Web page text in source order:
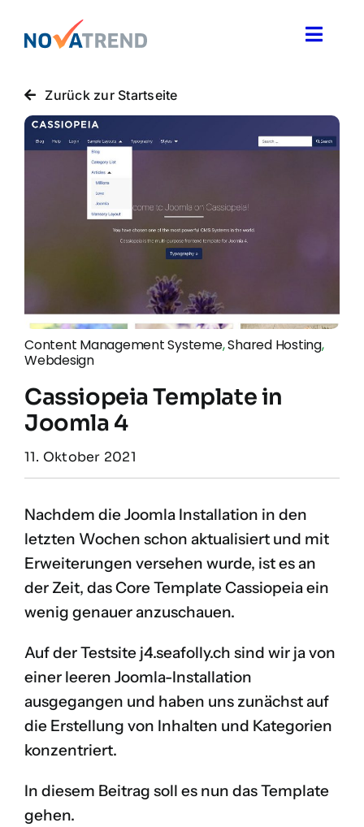
Inhalt
springen
Toggle
Blog
Novatrend News
Themen & Ideen
Zurück zur Startseite
Content Management Systeme,Shared Hosting,
Webdesign
Cassiopeia Template in
Joomla 4
11. Oktober 2021
Nachdem die Joomla Installation in den
letzten Wochen schon aktualisiert und mit
Erweiterungen versehen wurde, ist es an
der Zeit, das Core Template Cassiopeia ein
wenig genauer anzuschauen.
Auf der Testsite j4.seafolly.ch sind wir ja von
einer leeren Joomla-Installation
ausgegangen und haben uns zunächst auf
die Erstellung von Inhalten und Kategorien
konzentriert.
In diesem Beitrag soll es nun das Template
gehen.